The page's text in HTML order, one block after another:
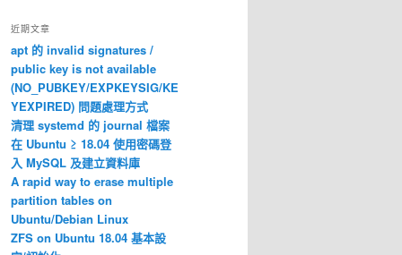
近期文章
apt 的 invalid signatures /
public key is not available
(NO_PUBKEY/EXPKEYSIG/KE
YEXPIRED) 問題處理方式
清理 systemd 的 journal 檔案
在 Ubuntu ≥ 18.04 使用密碼登
入 MySQL 及建立資料庫
A rapid way to erase multiple
partition tables on
Ubuntu/Debian Linux
ZFS on Ubuntu 18.04 基本設